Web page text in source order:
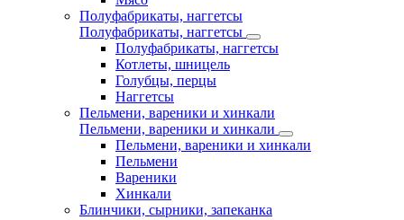
Полуфабрикаты, наггетсы
Полуфабрикаты, наггетсы
Полуфабрикаты, наггетсы
Котлеты, шницель
Голубцы, перцы
Наггетсы
Пельмени, вареники и хинкали
Пельмени, вареники и хинкали
Пельмени, вареники и хинкали
Пельмени
Вареники
Хинкали
Блинчики, сырники, запеканка